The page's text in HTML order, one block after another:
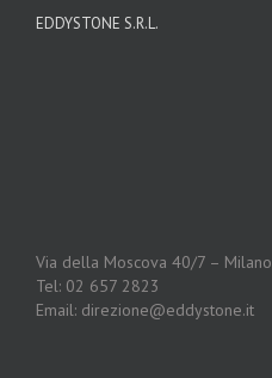
EDDYSTONE S.R.L.
Via della Moscova 40/7 – Milano
Tel: 02 657 2823
Email: direzione@eddystone.it